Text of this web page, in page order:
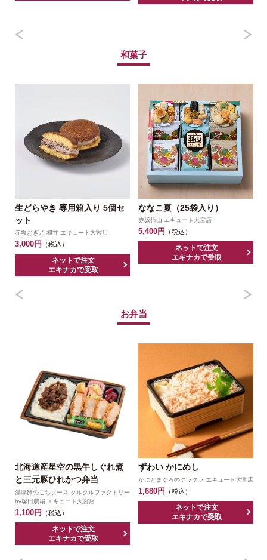
和菓子
生どらやき 専用箱入り 5個セ
ット
赤坂おぎ乃 和甘 エキュート大宮店
3,000円 （税込）
ネットで注文
エキナカで受取
ななこ夏（25袋入り）
赤坂柿山 エキュート大宮店
5,400円 （税込）
ネットで注文
エキナカで受取
お弁当
北海道産星空の黒牛しぐれ煮
と三元豚ひれかつ弁当
濃厚卵のごちソース タルタルファクトリー
by塚田農場 エキュート大宮店
1,100円 （税込）
ネットで注文
エキナカで受取
ずわい かにめし
かにとまぐろのクラクラ エキュート大宮店
1,680円 （税込）
ネットで注文
エキナカで受取